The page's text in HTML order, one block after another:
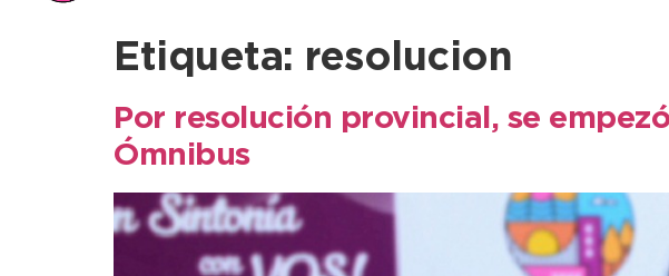
Etiqueta: resolucion
Por resolución provincial, se
Ómnibus